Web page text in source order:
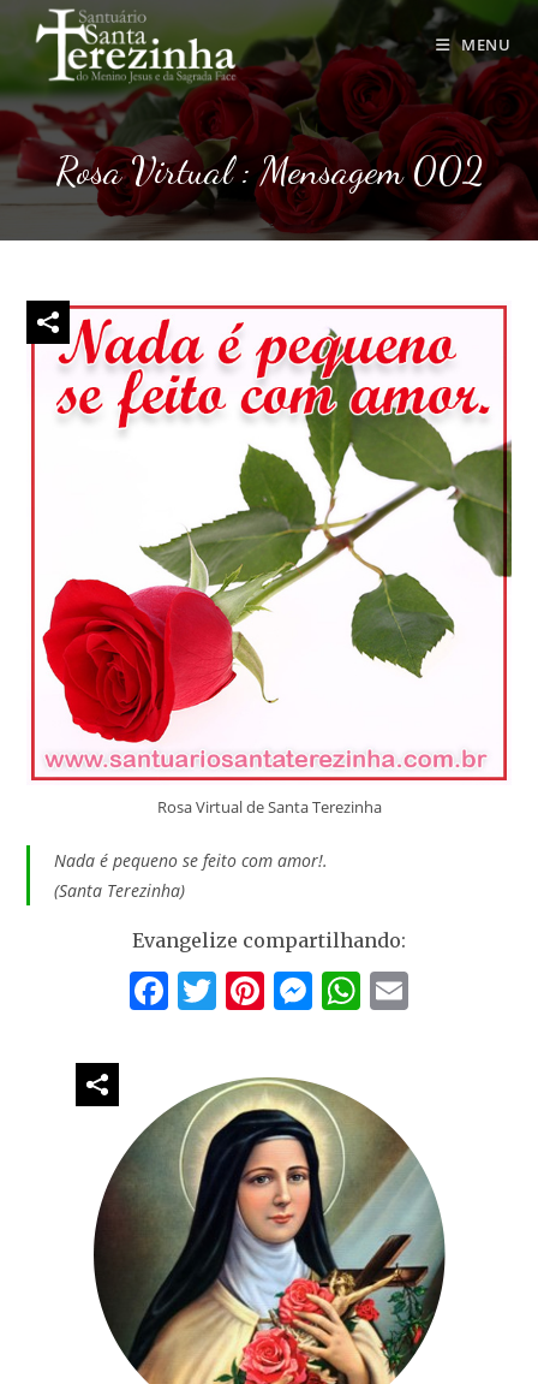
para
conteúdo
MENU
Rosa Virtual : Mensagem 002
Rosa Virtual de Santa Terezinha
Nada é pequeno se feito com amor!.
(Santa Terezinha)
Evangelize compartilhando:
F
e
b
o
o
k
T
itt
er
Pi
er
e
st
M
e
n
g
er
W
s
A
p
p